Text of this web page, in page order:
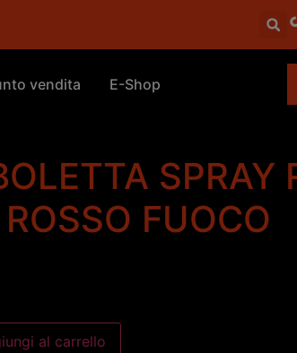
vendita E-Shop
SPRAY
FUOCO
al carrello